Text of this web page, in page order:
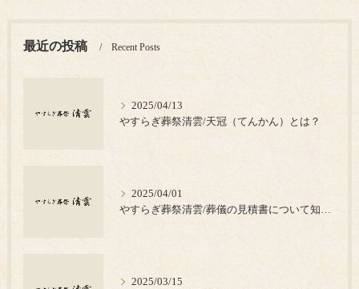
最近の投稿 Recent Posts
2025/04/13
やすらぎ葬祭清雲/天冠（てんかん）とは？
2025/04/01
2025/03/15